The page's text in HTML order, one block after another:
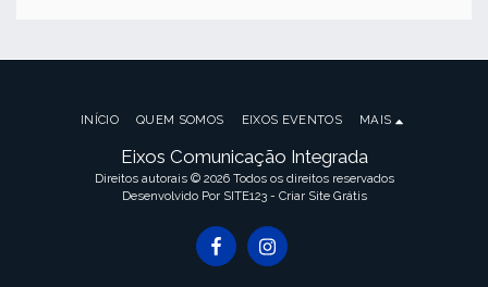
Eixos Comunicação Integrada
Direitos autorais © 2026 Todos os direitos reservados
Desenvolvido Por SITE123- Criar Site Grátis
INÍCIO QUEM SOMOS EIXOS EVENTOS MAIS